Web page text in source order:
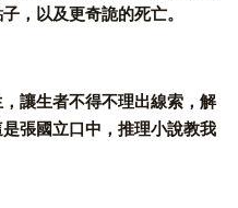
，以及更奇詭的死亡。
讓生者不得不理出線索，解
張國立口中，推理小說教我